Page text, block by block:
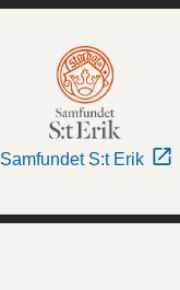
Samfundet S:t Erik